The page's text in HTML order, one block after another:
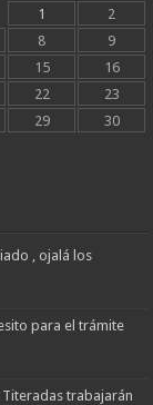
1
2
8
9
15
16
22
23
29
30
, ojalá los
para el trámite
Titeradas trabajarán